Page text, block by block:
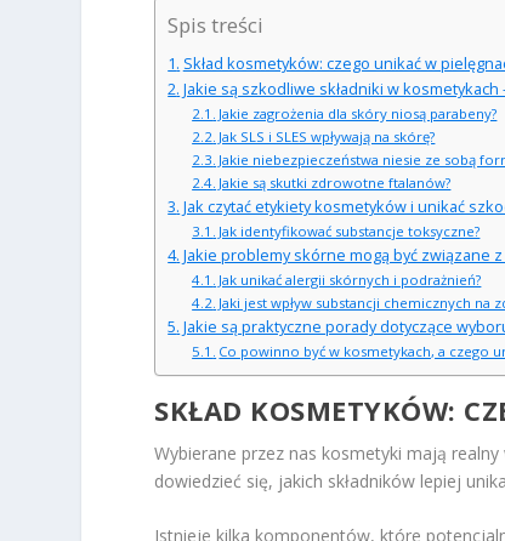
Spis treści
Skład kosmetyków: czego unikać w
Jakie są szkodliwe składniki w kosmetykach
Jakie zagrożenia dla skóry niosą parabeny?
Jak SLS i SLES wpływają na skórę?
Jakie niebezpieczeństwa niesie ze sobą
Jakie są skutki zdrowotne ftalanów?
Jak czytać etykiety kosmetyków i unikać
Jak identyfikować substancje toksyczne?
Jakie problemy skórne mogą być związane
Jak unikać alergii skórnych i podrażnień?
Jaki jest wpływ substancji chemicznych na
Jakie są praktyczne porady dotyczące
Co powinno być w kosmetykach, a czego
SKŁAD KOSMETYKÓW:
Wybierane przez nas kosmetyki mają
dowiedzieć się, jakich składników lepiej
Istnieje kilka komponentów, które